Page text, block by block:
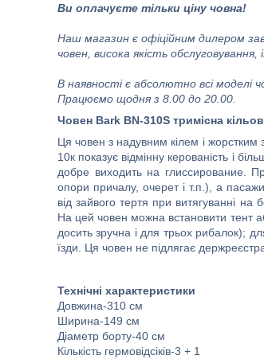
Ви оплачуєте тільки ціну човна!
Наш магазин є офіційним дилером
човен, висока якість
В наявності є абсолютно всі моделі
Працюємо щодня з 8.00 до 20.00.
Човен Bark BN-310S тримісна
Ця човен з надувним кілем і жорстким
10к показує відмінну керованість і
добре виходить на глиссирование.
опори причалу, очерет і т.п.), а
від зайвого тертя при витягуванні
На цей човен можна встановити тент
досить зручна і для трьох рибалок);
їзди. Ця човен не підлягає
Технічні характеристики
Довжина-310 см
Ширина-149 см
Діаметр борту-40 см
Кількість гермовідсіків-3 + 1